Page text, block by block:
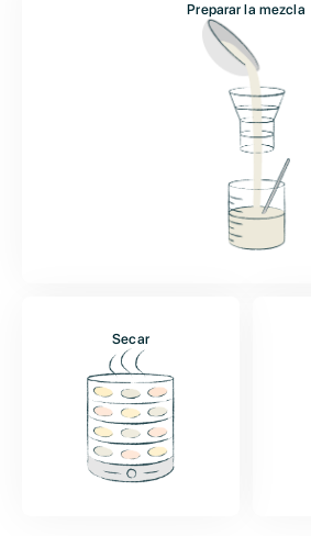
Preparar la mezcla
Secar